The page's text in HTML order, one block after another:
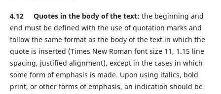
4.12 Quotes in the body of the text: the beginning and
end must be defined with the use of quotation marks and
follow the same format as the body of the text in which the
quote is inserted (Times New Roman font size 11, 1.15 line
spacing, justified alignment), except in the cases in which
some form of emphasis is made. Upon using italics, bold
print, or other forms of emphasis, an indication should be